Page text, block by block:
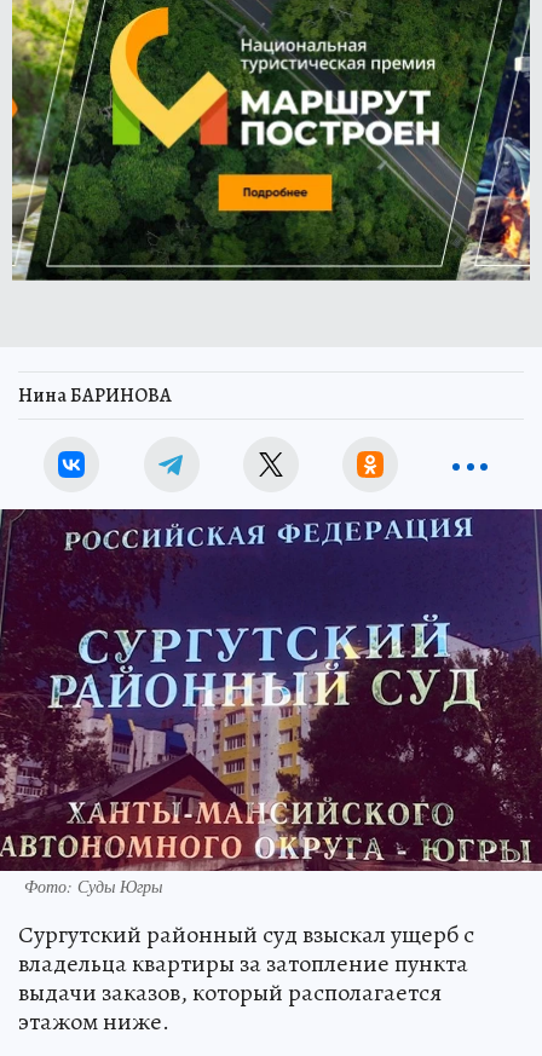
Нина БАРИНОВА
Фото: Суды Югры
Сургутский районный суд взыскал ущерб с
владельца квартиры за затопление пункта
выдачи заказов, который располагается
этажом ниже.